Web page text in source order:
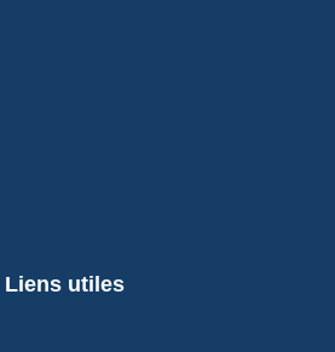
Liens utiles